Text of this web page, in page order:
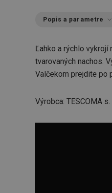
Popis a parametre
Ľahko a rýchlo
tvarovaných nachos.
Valčekom prejdite po
Výrobca: TESCOMA